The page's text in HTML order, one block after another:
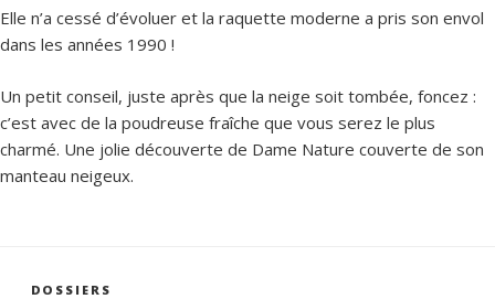
Elle n’a cessé d’évoluer et la raquette moderne a pris son envol
dans les années 1990 !
Un petit conseil, juste après que la neige soit tombée, foncez :
c’est avec de la poudreuse fraîche que vous serez le plus
charmé. Une jolie découverte de Dame Nature couverte de son
manteau neigeux.
CATÉGORIES
DOSSIERS